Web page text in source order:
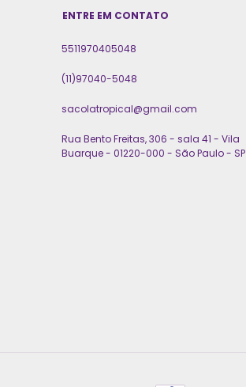
ENTRE EM CONTATO
5511970405048
(11)97040-5048
sacolatropical@gmail.com
Rua Bento Freitas, 306 - sala 41 - Vila
Buarque - 01220-000 - São Paulo - SP